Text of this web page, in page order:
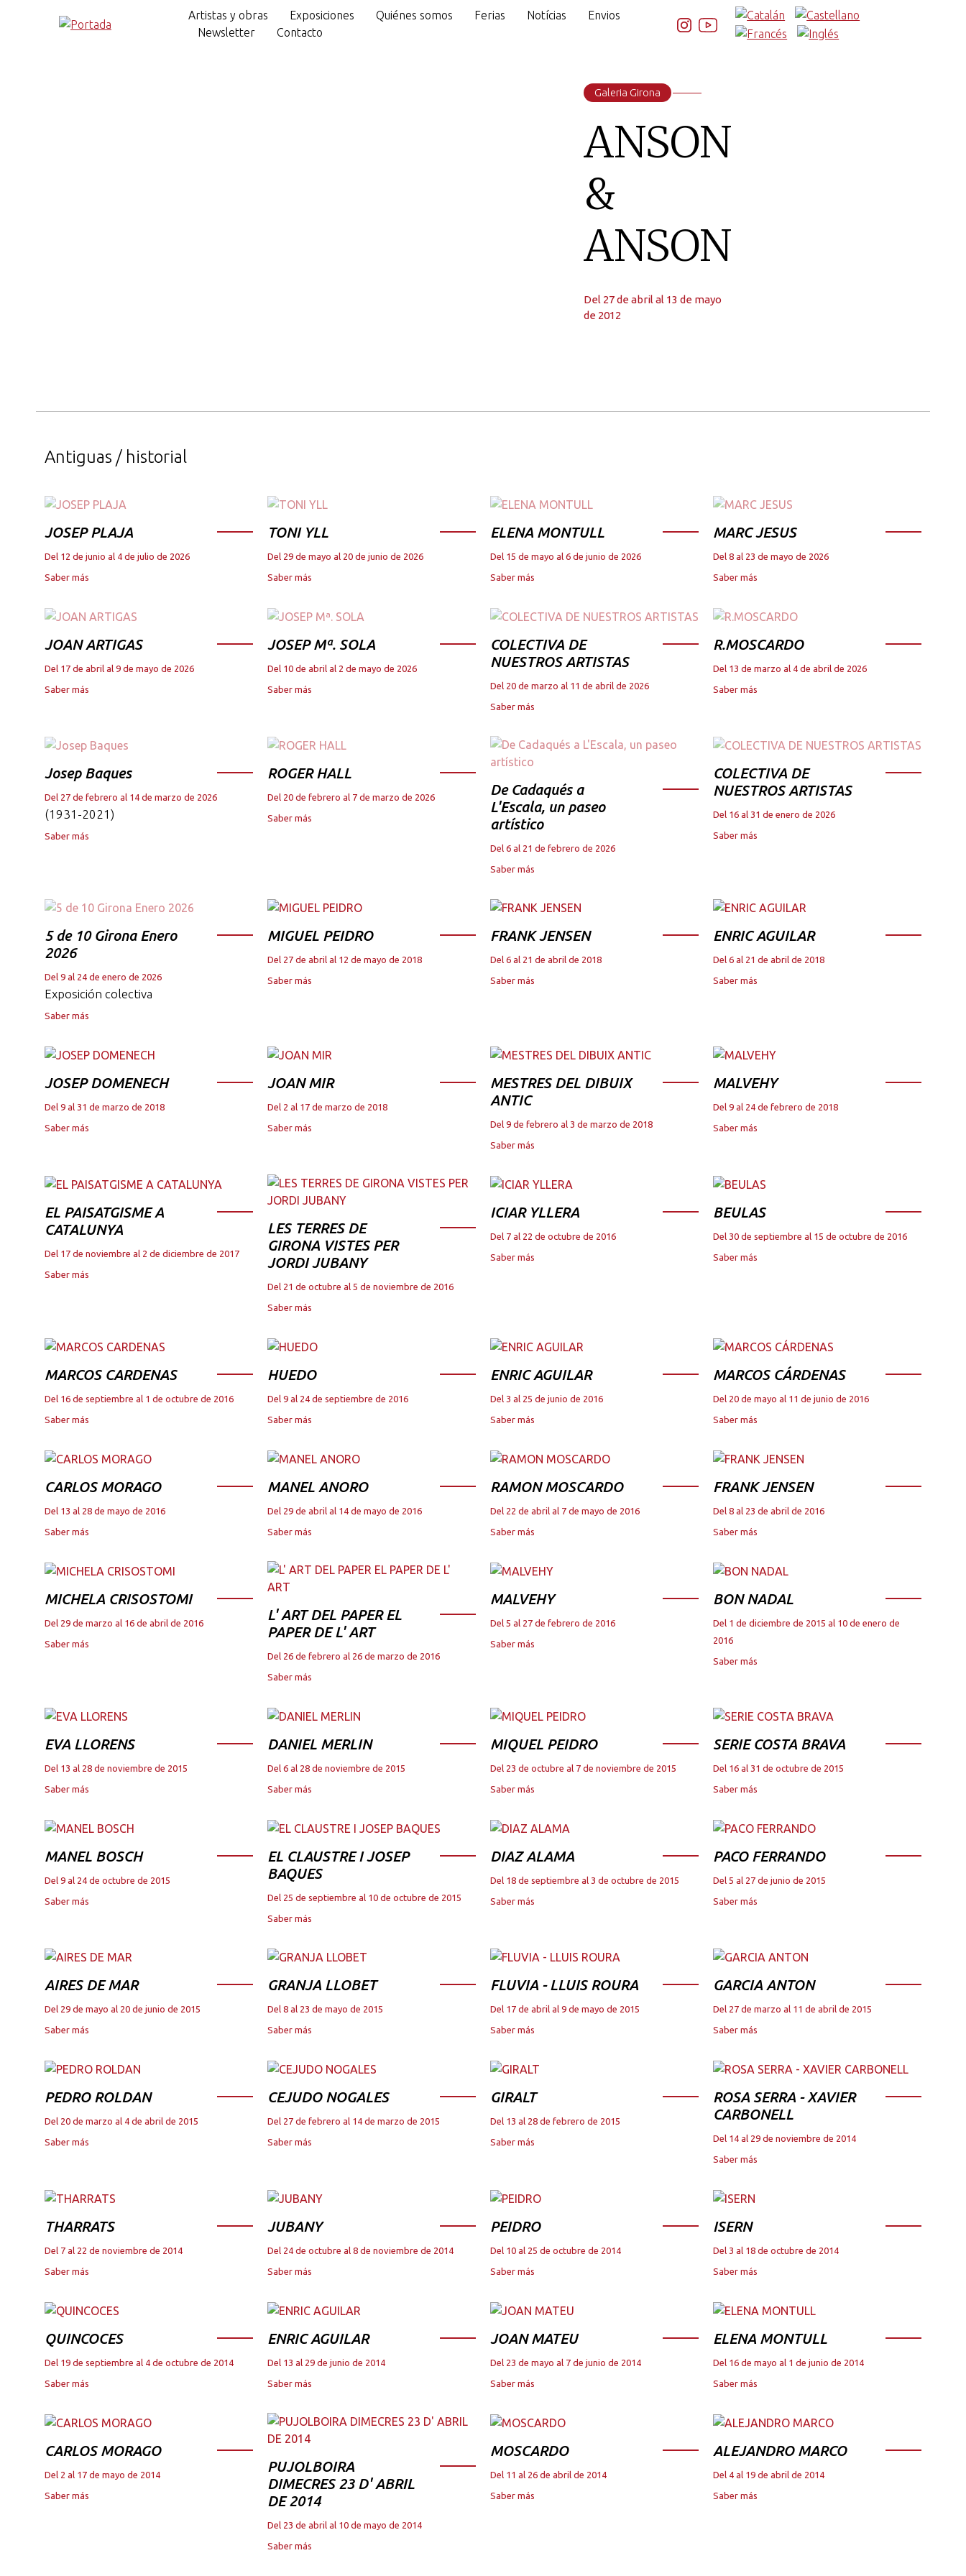
Artistas y obras Exposiciones Quiénes somos Ferias Notícias
Envios
Newsletter
Contacto
Galeria Girona
ANSON
&
ANSON
Del 27 de abril al 13 de mayo
de 2012
Antiguas / historial
JOSEP PLAJA
Del 12 de junio al 4 de julio de 2026
Saber más
TONI YLL
Del 29 de mayo al 20 de junio de 2026
Saber más
ELENA MONTULL
Del 15 de mayo al 6 de junio de 2026
Saber más
MARC JESUS
Del 8 al 23 de mayo de 2026
Saber más
JOAN ARTIGAS
Del 17 de abril al 9 de mayo de 2026
Saber más
JOSEP Mª. SOLA
Del 10 de abril al 2 de mayo de 2026
Saber más
COLECTIVA DE
NUESTROS ARTISTAS
Del 20 de marzo al 11 de abril de 2026
Saber más
R.MOSCARDO
Del 13 de marzo al 4 de abril de 2026
Saber más
Josep Baques
Del 27 de febrero al 14 de marzo de 2026
(1931-2021)
Saber más
ROGER HALL
Del 20 de febrero al 7 de marzo de 2026
Saber más
De Cadaqués a
L'Escala, un paseo
artístico
Del 6 al 21 de febrero de 2026
Saber más
COLECTIVA DE
NUESTROS ARTISTAS
Del 16 al 31 de enero de 2026
Saber más
5 de 10 Girona Enero
2026
Del 9 al 24 de enero de 2026
Exposición colectiva
Saber más
MIGUEL PEIDRO
Del 27 de abril al 12 de mayo de 2018
Saber más
FRANK JENSEN
Del 6 al 21 de abril de 2018
Saber más
ENRIC AGUILAR
Del 6 al 21 de abril de 2018
Saber más
JOSEP DOMENECH
Del 9 al 31 de marzo de 2018
Saber más
JOAN MIR
Del 2 al 17 de marzo de 2018
Saber más
MESTRES DEL DIBUIX
ANTIC
Del 9 de febrero al 3 de marzo de 2018
Saber más
MALVEHY
Del 9 al 24 de febrero de 2018
Saber más
EL PAISATGISME A
CATALUNYA
Del 17 de noviembre al 2 de diciembre de 2017
Saber más
LES TERRES DE
GIRONA VISTES PER
JORDI JUBANY
Del 21 de octubre al 5 de noviembre de 2016
Saber más
ICIAR YLLERA
Del 7 al 22 de octubre de 2016
Saber más
BEULAS
Del 30 de septiembre al 15 de octubre de 2016
Saber más
MARCOS CARDENAS
Del 16 de septiembre al 1 de octubre de 2016
Saber más
HUEDO
Del 9 al 24 de septiembre de 2016
Saber más
ENRIC AGUILAR
Del 3 al 25 de junio de 2016
Saber más
MARCOS CÁRDENAS
Del 20 de mayo al 11 de junio de 2016
Saber más
CARLOS MORAGO
Del 13 al 28 de mayo de 2016
Saber más
MANEL ANORO
Del 29 de abril al 14 de mayo de 2016
Saber más
RAMON MOSCARDO
Del 22 de abril al 7 de mayo de 2016
Saber más
FRANK JENSEN
Del 8 al 23 de abril de 2016
Saber más
MICHELA CRISOSTOMI
Del 29 de marzo al 16 de abril de 2016
Saber más
L' ART DEL PAPER EL
PAPER DE L' ART
Del 26 de febrero al 26 de marzo de 2016
Saber más
MALVEHY
Del 5 al 27 de febrero de 2016
Saber más
BON NADAL
Del 1 de diciembre de 2015 al 10 de enero de
2016
Saber más
EVA LLORENS
Del 13 al 28 de noviembre de 2015
Saber más
DANIEL MERLIN
Del 6 al 28 de noviembre de 2015
Saber más
MIQUEL PEIDRO
Del 23 de octubre al 7 de noviembre de 2015
Saber más
SERIE COSTA BRAVA
Del 16 al 31 de octubre de 2015
Saber más
MANEL BOSCH
Del 9 al 24 de octubre de 2015
Saber más
EL CLAUSTRE I JOSEP
BAQUES
Del 25 de septiembre al 10 de octubre de 2015
Saber más
DIAZ ALAMA
Del 18 de septiembre al 3 de octubre de 2015
Saber más
PACO FERRANDO
Del 5 al 27 de junio de 2015
Saber más
AIRES DE MAR
Del 29 de mayo al 20 de junio de 2015
Saber más
GRANJA LLOBET
Del 8 al 23 de mayo de 2015
Saber más
FLUVIA - LLUIS ROURA
Del 17 de abril al 9 de mayo de 2015
Saber más
GARCIA ANTON
Del 27 de marzo al 11 de abril de 2015
Saber más
PEDRO ROLDAN
Del 20 de marzo al 4 de abril de 2015
Saber más
CEJUDO NOGALES
Del 27 de febrero al 14 de marzo de 2015
Saber más
GIRALT
Del 13 al 28 de febrero de 2015
Saber más
ROSA SERRA - XAVIER
CARBONELL
Del 14 al 29 de noviembre de 2014
Saber más
THARRATS
Del 7 al 22 de noviembre de 2014
Saber más
JUBANY
Del 24 de octubre al 8 de noviembre de 2014
Saber más
PEIDRO
Del 10 al 25 de octubre de 2014
Saber más
ISERN
Del 3 al 18 de octubre de 2014
Saber más
QUINCOCES
Del 19 de septiembre al 4 de octubre de 2014
Saber más
ENRIC AGUILAR
Del 13 al 29 de junio de 2014
Saber más
JOAN MATEU
Del 23 de mayo al 7 de junio de 2014
Saber más
ELENA MONTULL
Del 16 de mayo al 1 de junio de 2014
Saber más
CARLOS MORAGO
Del 2 al 17 de mayo de 2014
Saber más
PUJOLBOIRA
DIMECRES 23 D' ABRIL
DE 2014
Del 23 de abril al 10 de mayo de 2014
Saber más
MOSCARDO
Del 11 al 26 de abril de 2014
Saber más
ALEJANDRO MARCO
Del 4 al 19 de abril de 2014
Saber más